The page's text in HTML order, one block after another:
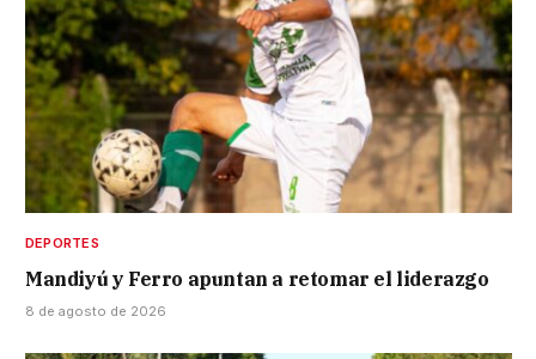
DEPORTES
Mandiyú y Ferro apuntan a retomar el liderazgo
8 de agosto de 2026